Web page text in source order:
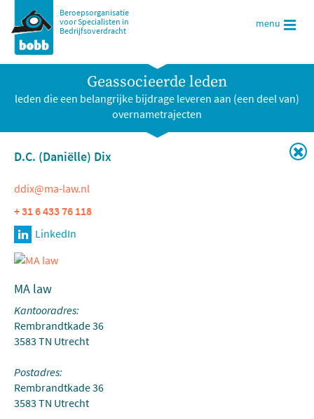
Beroepsorganisatie
voor Specialisten in
Bedrijfsoverdracht
menu
Geassocieerde leden
leden die een belangrijke bijdrage leveren aan (een deel van)
overnametrajecten
D.C. (Daniëlle) Dix
ddix@ma-law.nl
+ 31 6 433 76 118
MA law
Kantooradres:
Rembrandtkade 36
3583 TN Utrecht
Postadres:
Rembrandtkade 36
3583 TN Utrecht